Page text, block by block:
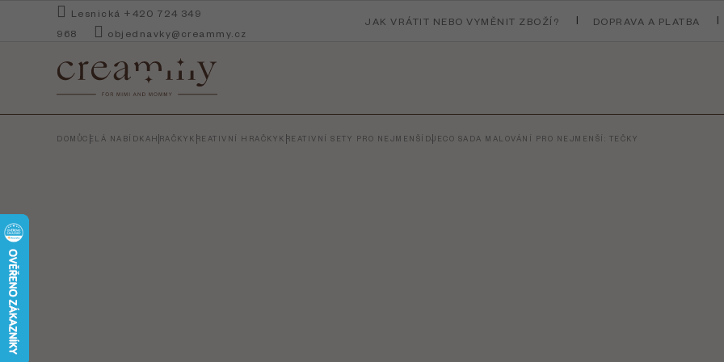
Lesnická +420 724 349
968
objednavky@creammy.cz
JAK VRÁTIT NEBO VYMĚNIT ZBOŽÍ? DOPRAVA A PLATBA
DOMŮCELÁ NABÍDKAHRAČKY KREATIVNÍ HRAČKY KREATIVNÍ SETY PRO NEJMENŠÍ DJECO SADA MALOVÁNÍ PRO NEJMENŠÍ: TEČKY